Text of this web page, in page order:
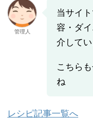
管理人
当サイ
容・ダ
介してい
こちら
ね
レシピ記事一覧へ